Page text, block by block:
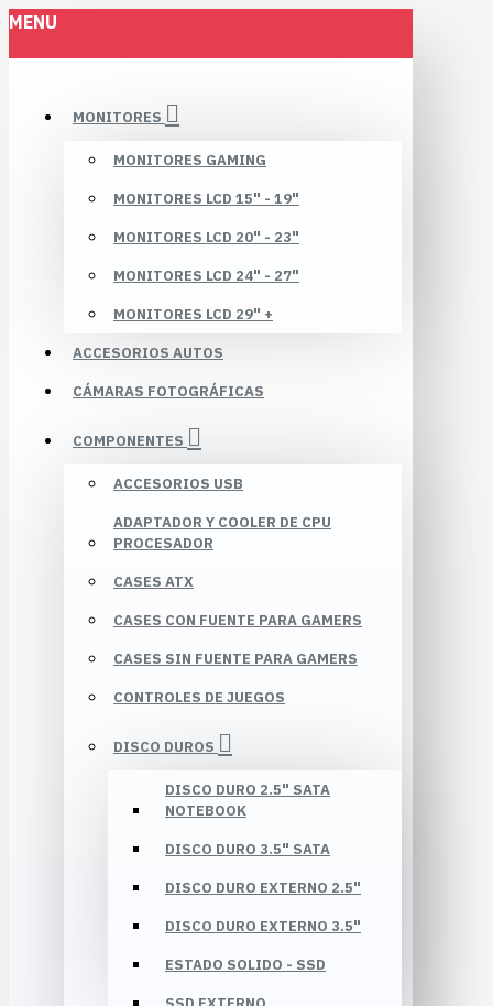
MENU
MONITORES
MONITORES GAMING
MONITORES LCD 15" - 19"
MONITORES LCD 20" - 23"
MONITORES LCD 24" - 27"
MONITORES LCD 29" +
ACCESORIOS AUTOS
CÁMARAS FOTOGRÁFICAS
COMPONENTES
ACCESORIOS USB
ADAPTADOR Y COOLER DE CPU
PROCESADOR
CASES ATX
CASES CON FUENTE PARA GAMERS
CASES SIN FUENTE PARA GAMERS
CONTROLES DE JUEGOS
DISCO DUROS
DISCO DURO 2.5" SATA
NOTEBOOK
DISCO DURO 3.5" SATA
DISCO DURO EXTERNO 2.5"
DISCO DURO EXTERNO 3.5"
ESTADO SOLIDO - SSD